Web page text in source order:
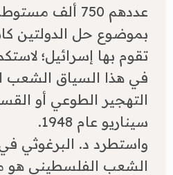
عددهم 750 ألف
بموضوع حل الدولتين
تقوم بها إسرائيل؛
في هذا السياق الشعب
التهجير الطوعي أو
سيناريو عام 1948.
​واستطرد د. البرغوثي
الشعب الفلسطيني